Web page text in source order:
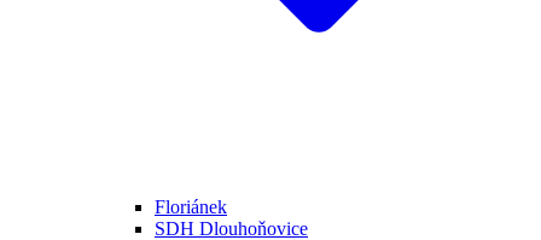
Floriánek
SDH Dlouhoňovice